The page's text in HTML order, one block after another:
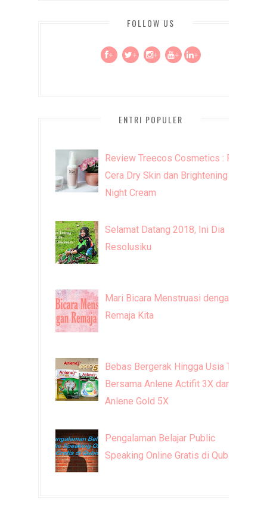
FOLLOW US
+ + + + +
ENTRI POPULER
Review Treecos Cosmetics : FW
Cera Dry Skin dan Brightening
Night Cream
Selamat Datang 2018, Ini Dia
Resolusiku
Mari Bicara Menstruasi dengan
Remaja Kita
Bebas Bergerak Hingga Usia Tua
Bersama Anlene Actifit 3X dan
Anlene Gold 5X
Pengalaman Belajar Public
Speaking Online Gratis di Qubisa